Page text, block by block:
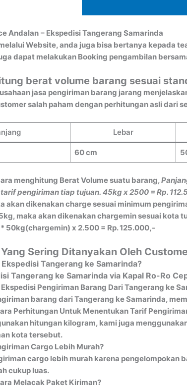
Andalan – Ekspedisi Tangerang Samarinda
Website, anda juga bisa bertanya kepada
dapat melakukan Booking pengambilan
berat volume barang sesuai
jasa pengiriman barang jarang
salah paham dengan perhitungan asli dari
Lebar
60 cm
menghitung Berat Volume suatu barang,
pengiriman tiap tujuan. 45kg x 2500 = Rp.
akan dikenakan charge sesuai minimum
maka akan dikenakan chargemin sesuai kota
50kg(chargemin) x 2.500 = Rp. 125.000,-
Sering Ditanyakan Oleh
Tangerang ke Samarinda?
Tangerang ke Samarinda via Kapal Ro-Ro
Pengiriman Barang Dari Tangerang ke
barang dari Tangerang ke Samarinda,
Perhitungan Untuk Menentukan Tarif
hitungan kilogram, kami juga
kota tersebut.
Cargo Lebih Murah?
cargo lebih murah karena pengelompokan
cukup luas.
Melacak Paket Kiriman?